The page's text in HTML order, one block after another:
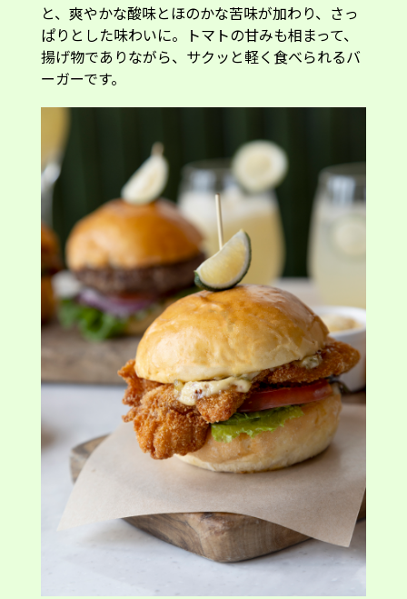
と、爽やかな酸味とほのかな苦味が加わり、さっ
ぱりとした味わいに。トマトの甘みも相まって、
揚げ物でありながら、サクッと軽く食べられるバ
ーガーです。